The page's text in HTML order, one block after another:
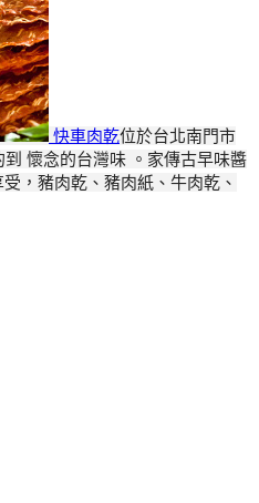
快車肉乾位於台北南門市
懷念的台灣味 。家傳古早味醬
，豬肉乾、豬肉紙、牛肉乾、